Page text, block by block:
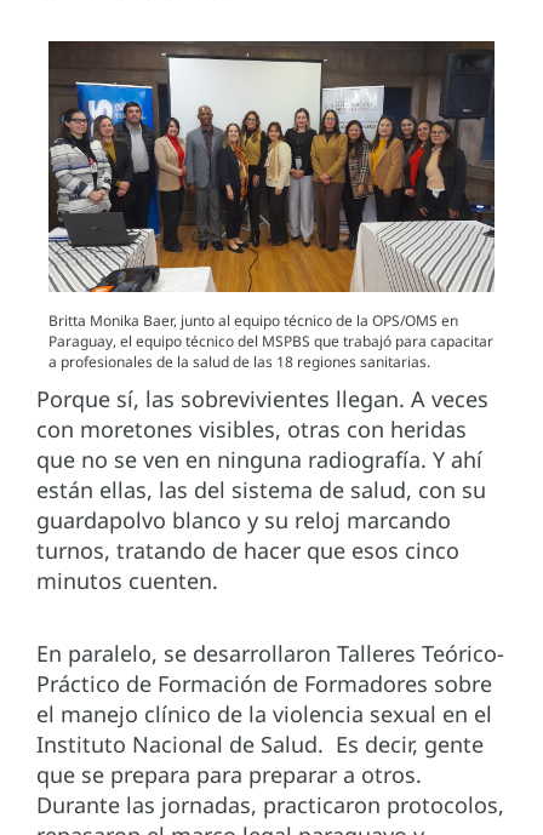
Britta Monika Baer, junto al equipo técnico de la OPS/OMS en
Paraguay, el equipo técnico del MSPBS que trabajó para capacitar
a profesionales de la salud de las 18 regiones sanitarias.
Porque sí, las sobrevivientes llegan. A veces
con moretones visibles, otras con heridas
que no se ven en ninguna radiografía. Y ahí
están ellas, las del sistema de salud, con su
guardapolvo blanco y su reloj marcando
turnos, tratando de hacer que esos cinco
minutos cuenten.
En paralelo, se desarrollaron Talleres Teórico-
Práctico de Formación de Formadores sobre
el manejo clínico de la violencia sexual en el
Instituto Nacional de Salud. Es decir, gente
que se prepara para preparar a otros.
Durante las jornadas, practicaron protocolos,